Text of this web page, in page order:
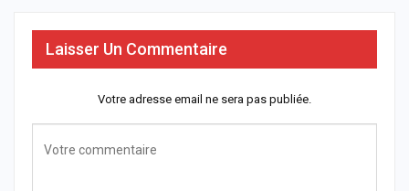
Laisser Un Commentaire
Votre adresse email ne sera pas publiée.